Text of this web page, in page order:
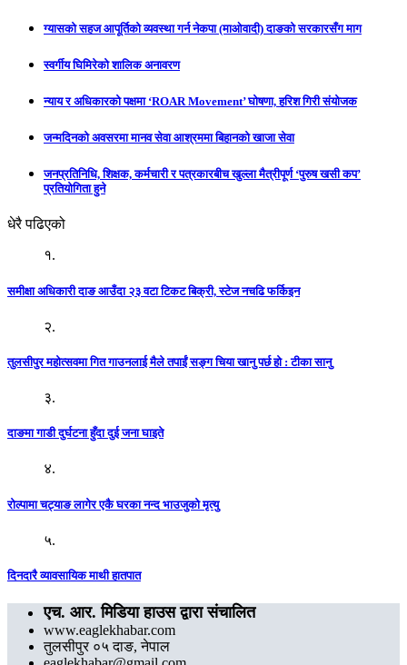
ग्यासको सहज आपूर्तिको व्यवस्था गर्न नेकपा (माओवादी) दाङको सरकारसँग माग
स्वर्गीय घिमिरेको शालिक अनावरण
न्याय र अधिकारको पक्षमा ‘ROAR Movement’ घोषणा, हरिश गिरी संयोजक
जन्मदिनको अवसरमा मानव सेवा आश्रममा बिहानको खाजा सेवा
जनप्रतिनिधि, शिक्षक, कर्मचारी र पत्रकारबीच खुल्ला मैत्रीपूर्ण ‘पुरुष खसी कप’
प्रतियोगिता हुने
धेरै पढिएको
१.
समीक्षा अधिकारी दाङ आउँदा २३ वटा टिकट बिक्री, स्टेज नचढि फर्किइन
२.
तुलसीपुर महोत्सवमा गित गाउनलाई मैले तपाईं सङ्ग चिया खानु पर्छ हो : टीका सानु
३.
दाङमा गाडी दुर्घटना हुँदा दुई जना घाइते
४.
रोल्पामा चट्याङ लागेर एकै घरका नन्द भाउजुको मृत्यु
५.
दिनदारै व्यावसायिक माथी हातपात
एच. आर. मिडिया हाउस द्वारा संचालित
www.eaglekhabar.com
तुलसीपुर ०५ दाङ, नेपाल